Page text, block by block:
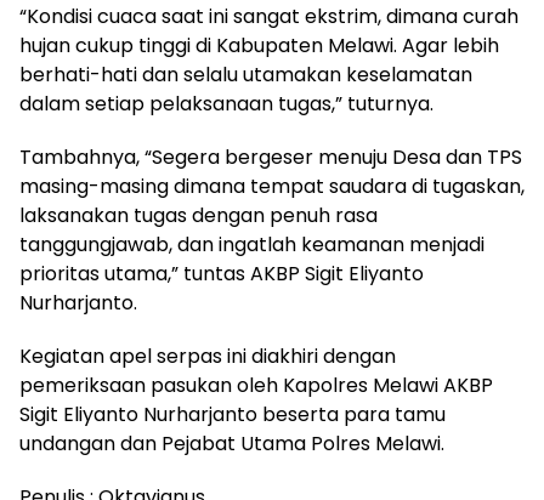
“Kondisi cuaca saat ini sangat ekstrim, dimana curah
hujan cukup tinggi di Kabupaten Melawi. Agar lebih
berhati-hati dan selalu utamakan keselamatan
dalam setiap pelaksanaan tugas,” tuturnya.
Tambahnya, “Segera bergeser menuju Desa dan TPS
masing-masing dimana tempat saudara di tugaskan,
laksanakan tugas dengan penuh rasa
tanggungjawab, dan ingatlah keamanan menjadi
prioritas utama,” tuntas AKBP Sigit Eliyanto
Nurharjanto.
Kegiatan apel serpas ini diakhiri dengan
pemeriksaan pasukan oleh Kapolres Melawi AKBP
Sigit Eliyanto Nurharjanto beserta para tamu
undangan dan Pejabat Utama Polres Melawi.